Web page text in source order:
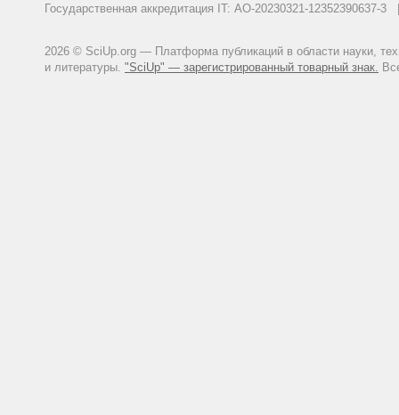
Государственная аккредитация IT: АО-20230321-
2026 © SciUp.org — Платформа публикаций в области науки,
и литературы. "SciUp" — зарегистрированный товарный знак.